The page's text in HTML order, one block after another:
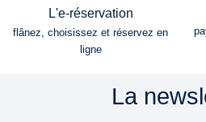
L'e-réservation
flânez, choisissez et réservez en
ligne
La